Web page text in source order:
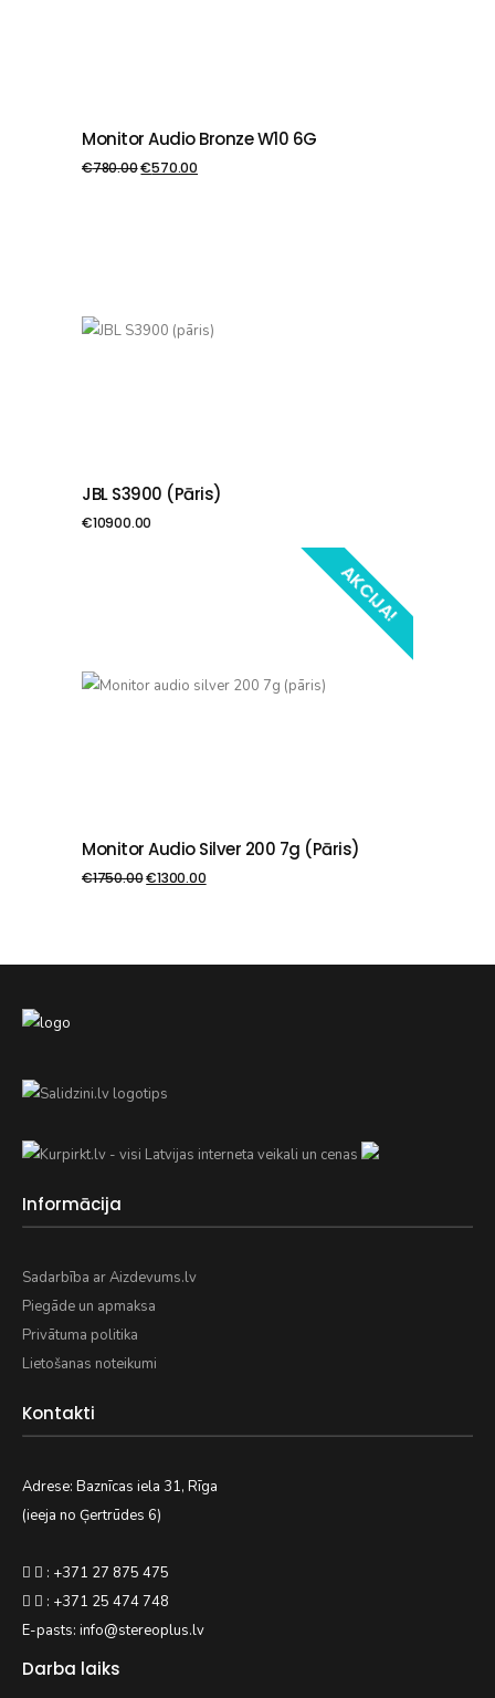
PIEVIENOT GROZAM
Monitor Audio Bronze W10 6G
€780.00€570.00
PIEVIENOT GROZAM
JBL S3900 (pāris)
€10900.00
AKCIJA!
PIEVIENOT GROZAM
Monitor Audio Silver 200 7g (pāris)
€1750.00€1300.00
Informācija
Sadarbība ar Aizdevums.lv
Piegāde un apmaksa
Privātuma politika
Lietošanas noteikumi
Kontakti
Adrese: Baznīcas iela 31, Rīga
(ieeja no Ģertrūdes 6)
: +371 27 875 475
: +371 25 474 748
E-pasts: info@stereoplus.lv
Darba laiks